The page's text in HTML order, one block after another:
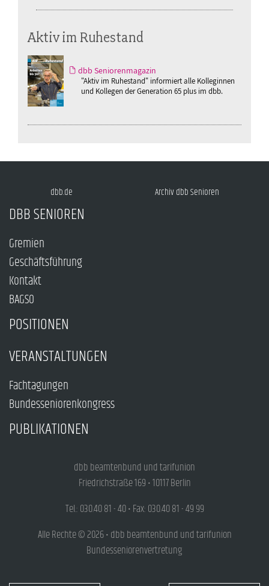
Aktiv im Ruhestand
dbb Seniorenmagazin
"Aktiv im Ruhestand" informiert alle Kolleginnen
und Kollegen der Generation 65 plus im dbb.
dbb.de Archiv dbb Senioren
DBB SENIOREN
Gremien
Geschäftsführung
Kontakt
BAGSO
POSITIONEN
VERANSTALTUNGEN
Fachtagungen
Bundesseniorenkongress
PUBLIKATIONEN
dbb beamtenbund und tarifunion
Friedrichstraße 169 • 10117 Berlin
Tel.: 030.40 81 - 40 • Fax: 030.40 81 - 49 99
Alle Rechte © 2026 • dbb beamtenbund und tarifunion
Bundesseniorenvertretung